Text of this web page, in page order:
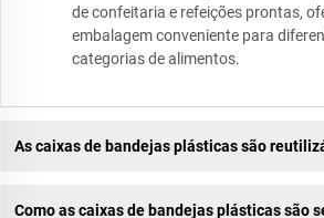
de confeitaria e refeições prontas,
embalagem conveniente para
categorias de alimentos.
As caixas de bandejas plásticas são
Como as caixas de bandejas plásticas são